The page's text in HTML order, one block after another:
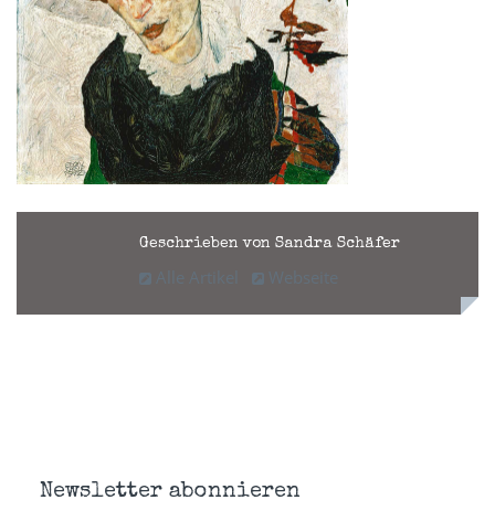
Geschrieben von Sandra Schäfer
Alle Artikel Webseite
Newsletter abonnieren